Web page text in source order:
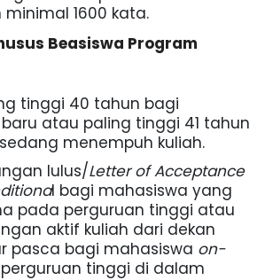
1600 kata.
Beasiswa Program
tinggi 40 tahun bagi
atau paling tinggi 41 tahun
menempuh kuliah.
lulus/Letter of Acceptance
l bagi mahasiswa yang
pada perguruan tinggi atau
aktif kuliah dari dekan
pasca bagi mahasiswa on-
tinggi di dalam